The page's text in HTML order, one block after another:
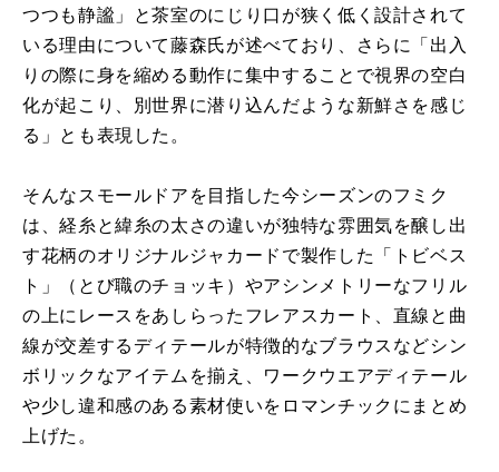
つつも静謐」
と茶室のにじり口が狭く低く設計されて
いる理由について藤森氏が述べており、さらに「 出入
りの際に身を縮める動作に集中することで視界の空白
化が起こ り、別世界に潜り込んだような新鮮さを感じ
る」とも表現した。
そんなスモールドアを目指した今シーズンのフミク
は、経糸と緯糸の太さの違いが独特な雰囲気を醸し出
す花柄のオリジナ ルジャカードで製作した「トビベス
ト」（とび職のチョッキ）やアシンメトリーなフリル
の上にレースをあしらったフレアスカー ト、 直線と曲
線が交差するディテールが特徴的なブラウスなどシン
ボリ ックなアイテムを揃え、 ワークウエアディテール
や少し違和感のある素材使いをロマンチッ クにまとめ
上げた。